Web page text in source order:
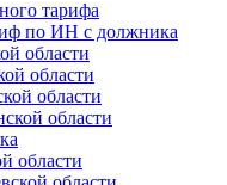
тарифа
по ИН с должника
области
области
области
области
области